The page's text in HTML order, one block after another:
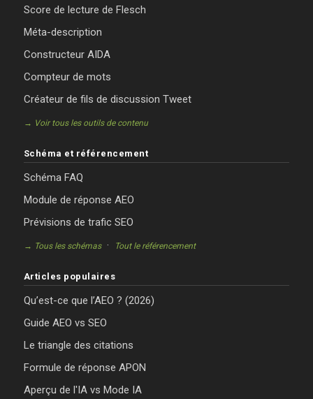
Score de lecture de Flesch
Méta-description
Constructeur AIDA
Compteur de mots
Créateur de fils de discussion Tweet
→ Voir tous les outils de contenu
Schéma et référencement
Schéma FAQ
Module de réponse AEO
Prévisions de trafic SEO
→ Tous les schémas· Tout le référencement
Articles populaires
Qu’est-ce que l’AEO ? (2026)
Guide AEO vs SEO
Le triangle des citations
Formule de réponse APON
Aperçu de l'IA vs Mode IA